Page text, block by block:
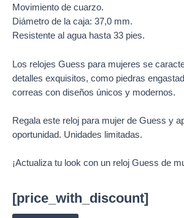
Movimiento de cuarzo.
Diámetro de la caja: 37,0 mm.
Resistente al agua hasta 33 pies.
Los relojes Guess para mujeres se
detalles exquisitos, como piedras
correas con diseños únicos y modernos.
Regala este reloj para mujer de Guess y
oportunidad. Unidades limitadas.
¡Actualiza tu look con un reloj Guess de
[price_with_discount]